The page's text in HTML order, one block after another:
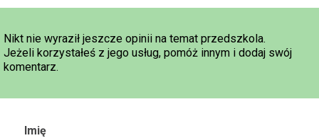
Nikt nie wyraził jeszcze opinii na temat przedszkola.
Jeżeli korzystałeś z jego usług, pomóż innym i dodaj swój
komentarz.
Imię